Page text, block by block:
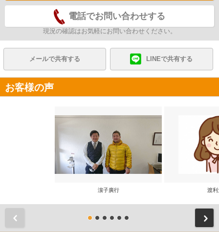
電話でお問い合わせする
現況の確認はお気軽にお問い合わせください。
メールで共有する LINEで共有する
お客様の声
濵子廣行 渡利